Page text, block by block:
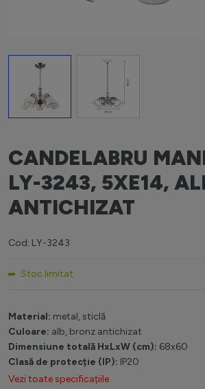
View larger imageView larger image
CANDELABRU
LY-3243, 5XE14,
ANTICHIZAT
Cod: LY-3243
Stoc limitat
Material: metal, sticlă
Culoare: alb, bronz antichizat
Dimensiune totală HxLxW (cm): 68x60
Clasă de protecție (IP): IP20
Vezi toate specificațiile